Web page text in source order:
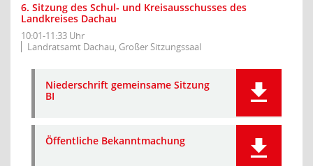
6. Sitzung des Schul- und Kreisausschusses des
Landkreises Dachau
10:01-11:33 Uhr
Landratsamt Dachau, Großer Sitzungssaal
Niederschrift gemeinsame Sitzung
BI
Öffentliche Bekanntmachung